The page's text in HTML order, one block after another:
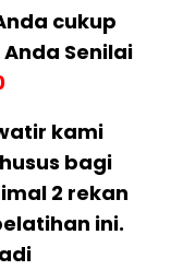
cukup
Senilai
kami
bagi
2 rekan
ini.